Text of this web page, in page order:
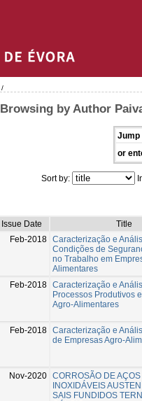
/
Browsing by Author
Jump
or
Sort by:
Issue Date
Title
Feb-2018 Caracterização e
Condições de
no Trabalho em
Alimentares
Feb-2018 Caracterização e
Processos Produtivos
Agro-Alimentares
Feb-2018 Caracterização e
de Empresas Agro-
Nov-2020 CORROSÃO DE AÇOS
INOXIDÁVEIS
SAIS FUNDIDOS